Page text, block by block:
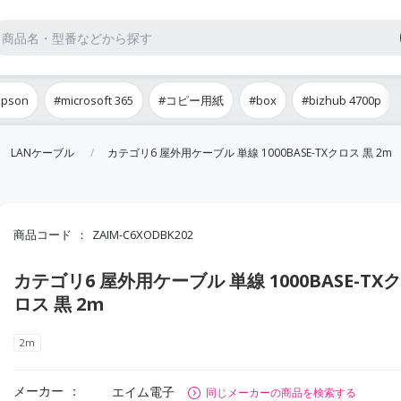
#microsoft 365 #コピー用紙 #box #bizhub 4700p
LANケーブル カテゴリ6 屋外用ケーブル 単線 1000BASE-TXクロス 黒 2m
商品コード ZAIM-C6XODBK202
カテゴリ6 屋外用ケーブル 単線 1000BASE-TXク
ロス 黒 2m
2m
メーカー エイム電子 同じメーカーの商品を検索する